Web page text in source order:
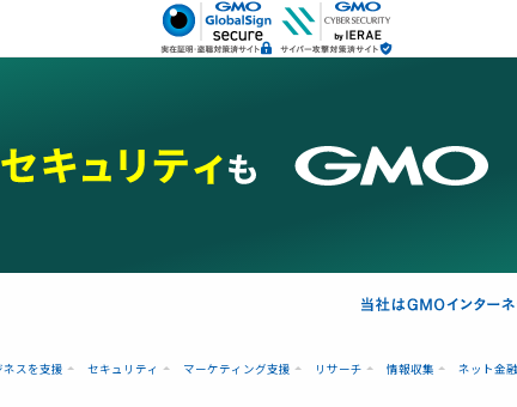
ネスを支援 セキュリティ マーケティング支援 リサーチ 情報収集 ネット金融